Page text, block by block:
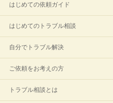
はじめての依頼ガイド
はじめてのトラブル相談
自分でトラブル解決
ご依頼をお考えの方
トラブル相談とは